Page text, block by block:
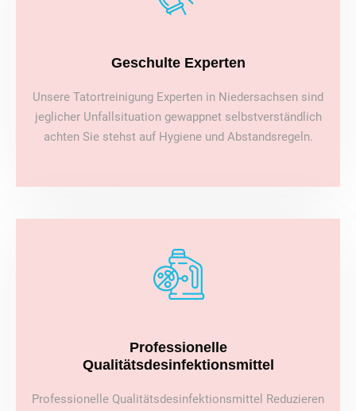
Geschulte Experten
Unsere Tatortreinigung Experten in Niedersachsen sind
jeglicher Unfallsituation gewappnet selbstverständlich
achten Sie stehst auf Hygiene und Abstandsregeln.
Professionelle
Qualitätsdesinfektionsmittel
Professionelle Qualitätsdesinfektionsmittel Reduzieren